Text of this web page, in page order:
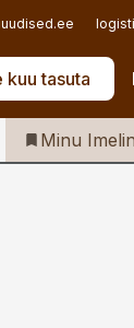
kuu tasuta
Telli Imeline
Minu